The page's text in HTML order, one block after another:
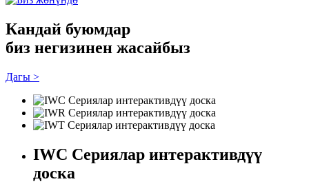
Кандай буюмдар
биз негизинен жасайбыз
Дагы >
IWC Сериялар интерактивдүү
доска